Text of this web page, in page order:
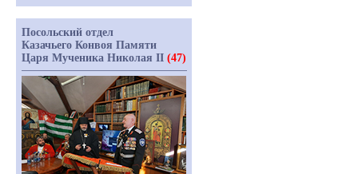
Посольский отдел
Казачьего Конвоя Памяти
Царя Мученика Николая II (47)